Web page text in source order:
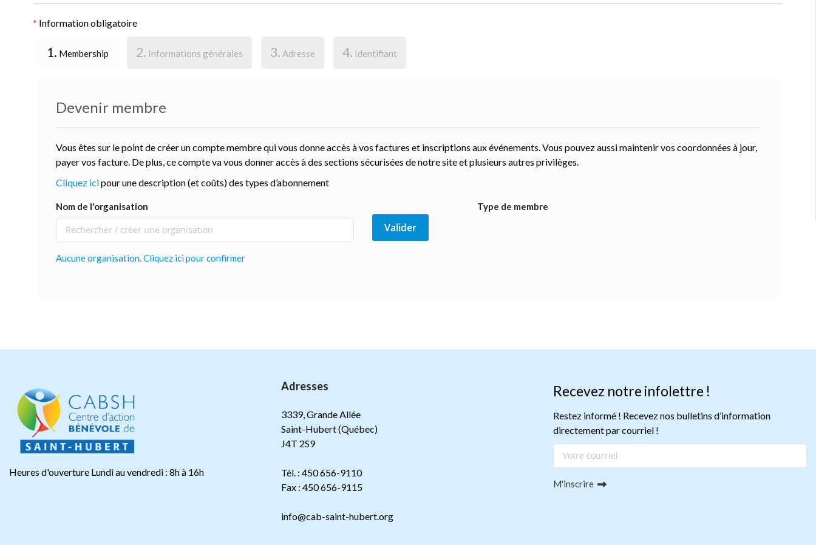
* Information obligatoire
1. Membership 2. Informations générales 3. Adresse 4. Identifiant
Devenir membre
Vous êtes sur le point de créer un compte membre qui vous donne accès à vos factures et inscriptions aux événements. Vous pouvez aussi maintenir vos coordonnées à jour,
payer vos facture. De plus, ce compte va vous donner accès à des sections sécurisées de notre site et plusieurs autres privilèges.
Cliquez icipour une description (et coûts) des types d’abonnement
Nom de l'organisation
Aucune organisation. Cliquez ici pour confirmer
Valider
Type de membre
Heures d'ouverture Lundi au vendredi : 8h à 16h
Adresses
3339, Grande Allée
Saint-Hubert (Québec)
J4T 2S9
Tél. : 450 656-9110
Fax : 450 656-9115
info@cab-saint-hubert.org
Recevez notre infolettre !
Restez informé ! Recevez nos bulletins d’information
directement par courriel !
M'inscrire